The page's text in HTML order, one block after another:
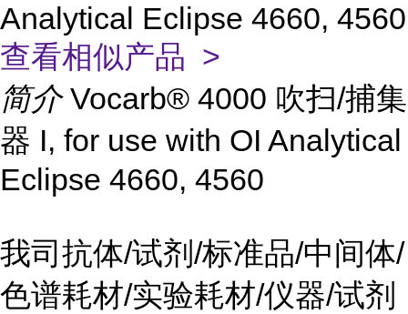
Analytical Eclipse 4660, 4560
查看相似产品 >
简介 Vocarb® 4000 吹扫/捕集
器 I, for use with OI Analytical
Eclipse 4660, 4560
我司抗体/试剂/标准品/中间体/
色谱耗材/实验耗材/仪器/试剂